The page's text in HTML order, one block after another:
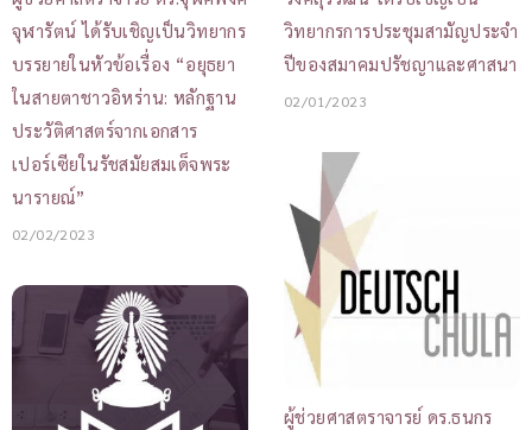
จุฬารัตน์ ได้รับเชิญเป็นวิทยากร
บรรยายในหัวข้อเรื่อง “อยุธยา
ในสายตาชาวอิหร่าน: หลักฐาน
ประวัติศาสตร์จากเอกสาร
เปอร์เซียในรัชสมัยสมเด็จพระ
นารายณ์”
02/02/2023
วิทยากรการประชุมสามัญประจำ
ปีของสมาคมปรัชญาและศาสนา
02/01/2023
ผู้ช่วยศาสตราจารย์ ดร.ธนกร